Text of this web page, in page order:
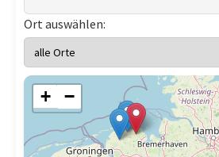
Ort auswählen:
+ −